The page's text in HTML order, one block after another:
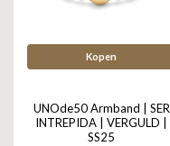
Kopen
UNOde50 Armband | SER
INTREPIDA | VERGULD |
SS25